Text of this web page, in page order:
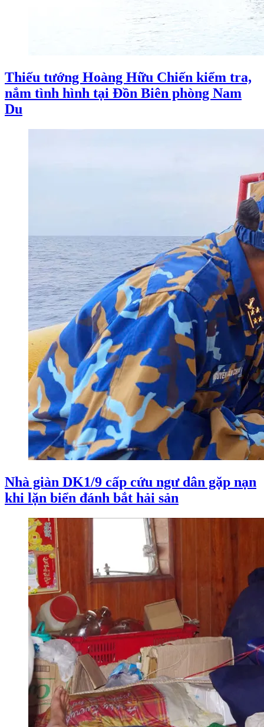
Thiếu tướng Hoàng Hữu Chiến kiểm tra,
nắm tình hình tại Đồn Biên phòng Nam
Du
Nhà giàn DK1/9 cấp cứu ngư dân gặp nạn
khi lặn biển đánh bắt hải sản